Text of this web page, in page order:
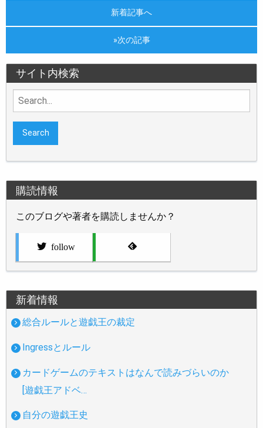
新着記事へ
»次の記事
サイト内検索
Search
for:
購読情報
このブログや著者を購読しませんか？
follow
新着情報
総合ルールと遊戯王の裁定
Ingressとルール
カードゲームのテキストはなんで読みづらいのか
[遊戯王アドベ…
自分の遊戯王史